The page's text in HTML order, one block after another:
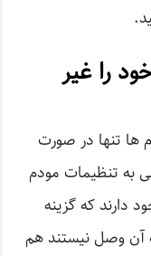
را غیر
ها تنها در صورت
به تنظیمات مودم
دارند که گزینه
به آن وصل نیستند هم